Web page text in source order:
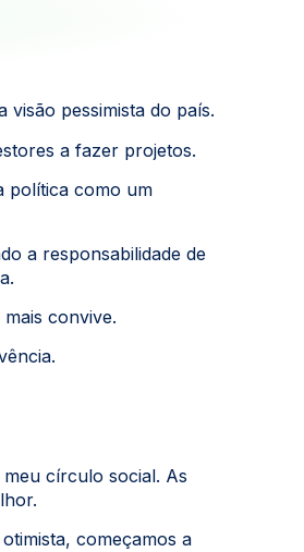
pessimista do país.
a fazer projetos.
política como um
a responsabilidade de
convive.
círculo social. As
começamos a